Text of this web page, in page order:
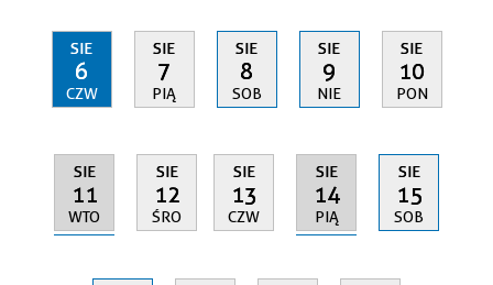
SIE
6
CZW
SIE
7
PIĄ
SIE
8
SOB
SIE
9
NIE
SIE
10
PON
SIE
11
WTO
SIE
12
ŚRO
SIE
13
CZW
SIE
14
PIĄ
SIE
15
SOB